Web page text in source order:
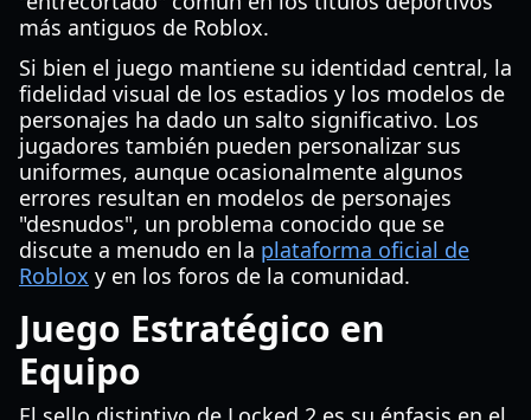
más antiguos de Roblox.
Si bien el juego mantiene su identidad central, la
fidelidad visual de los estadios y los modelos de
personajes ha dado un salto significativo. Los
jugadores también pueden personalizar sus
uniformes, aunque ocasionalmente algunos
errores resultan en modelos de personajes
"desnudos", un problema conocido que se
discute a menudo en la plataforma oficial de
Roblox y en los foros de la comunidad.
Juego Estratégico en
Equipo